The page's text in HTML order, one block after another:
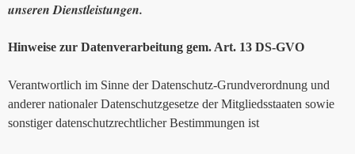
unseren Dienstleistungen.
Hinweise zur Datenverarbeitung gem. Art. 13 DS-GVO
Verantwortlich im Sinne der Datenschutz-Grundverordnung und
anderer nationaler Datenschutzgesetze der Mitgliedsstaaten sowie
sonstiger datenschutzrechtlicher Bestimmungen ist